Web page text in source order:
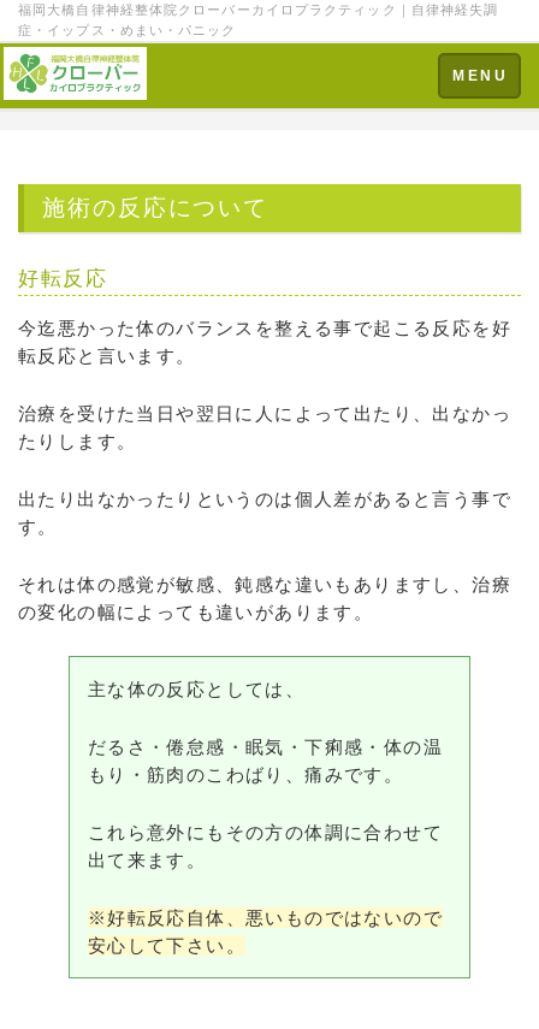
福岡大橋自律神経整体院クローバーカイロプラクティック｜自律神経失調
症・イップス・めまい・パニック
Toggle
navigation
MENU
施術の反応について
好転反応
今迄悪かった体のバランスを整える事で起こる反応を好
転反応と言います。
治療を受けた当日や翌日に人によって出たり、出なかっ
たりします。
出たり出なかったりというのは個人差があると言う事で
す。
それは体の感覚が敏感、鈍感な違いもありますし、治療
の変化の幅によっても違いがあります。
主な体の反応としては、
だるさ・倦怠感・眠気・下痢感・体の温
もり・筋肉のこわばり、痛みです。
これら意外にもその方の体調に合わせて
出て来ます。
※好転反応自体、悪いものではないので
安心して下さい。